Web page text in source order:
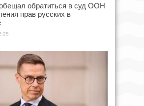
обратиться в суд ООН
прав русских в